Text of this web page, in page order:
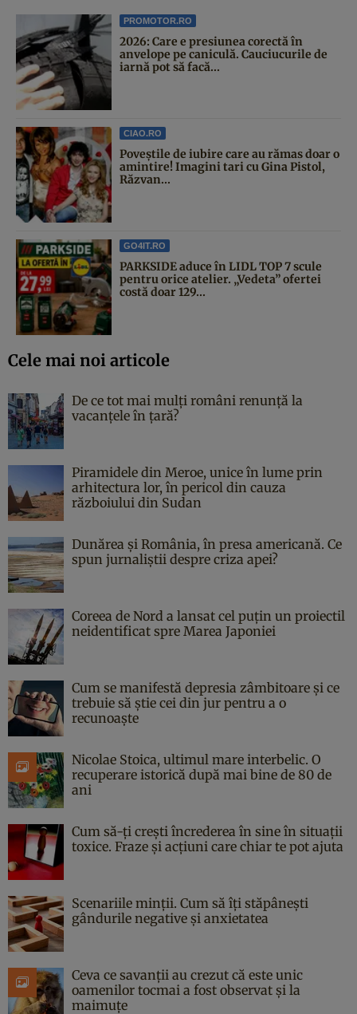
PROMOTOR.RO
2026: Care e presiunea corectă în
anvelope pe caniculă. Cauciucurile de
iarnă pot să facă...
CIAO.RO
Poveştile de iubire care au rămas doar o
amintire! Imagini tari cu Gina Pistol,
Răzvan...
GO4IT.RO
PARKSIDE aduce în LIDL TOP 7 scule
pentru orice atelier. „Vedeta” ofertei
costă doar 129...
Cele mai noi articole
De ce tot mai mulți români renunță la
vacanțele în țară?
Piramidele din Meroe, unice în lume prin
arhitectura lor, în pericol din cauza
războiului din Sudan
Dunărea și România, în presa americană. Ce
spun jurnaliștii despre criza apei?
Coreea de Nord a lansat cel puțin un proiectil
neidentificat spre Marea Japoniei
Cum se manifestă depresia zâmbitoare și ce
trebuie să știe cei din jur pentru a o
recunoaște
Nicolae Stoica, ultimul mare interbelic. O
recuperare istorică după mai bine de 80 de
ani
Cum să-ți crești încrederea în sine în situații
toxice. Fraze și acțiuni care chiar te pot ajuta
Scenariile minții. Cum să îți stăpânești
gândurile negative și anxietatea
Ceva ce savanții au crezut că este unic
oamenilor tocmai a fost observat și la
maimuțe